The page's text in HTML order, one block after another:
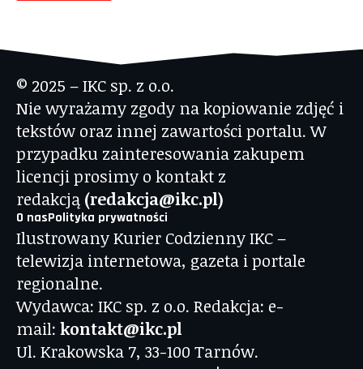
© 2025 – IKC sp. z o.o.
Nie wyrażamy zgody na kopiowanie zdjęć i
tekstów oraz innej zawartości portalu. W
przypadku zainteresowania zakupem
licencji prosimy o kontakt z
redakcją (redakcja@ikc.pl)
O nasPolityka prywatności
Ilustrowany Kurier Codzienny IKC –
telewizja internetowa, gazeta i portale
regionalne.
Wydawca: IKC sp. z o.o. Redakcja: e-
mail: kontakt@ikc.pl
Ul. Krakowska 7, 33-100 Tarnów.